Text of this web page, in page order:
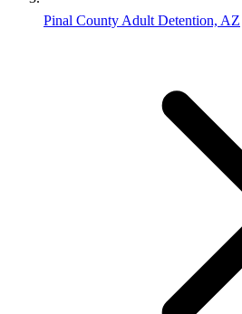
Pinal County Adult Detention, AZ